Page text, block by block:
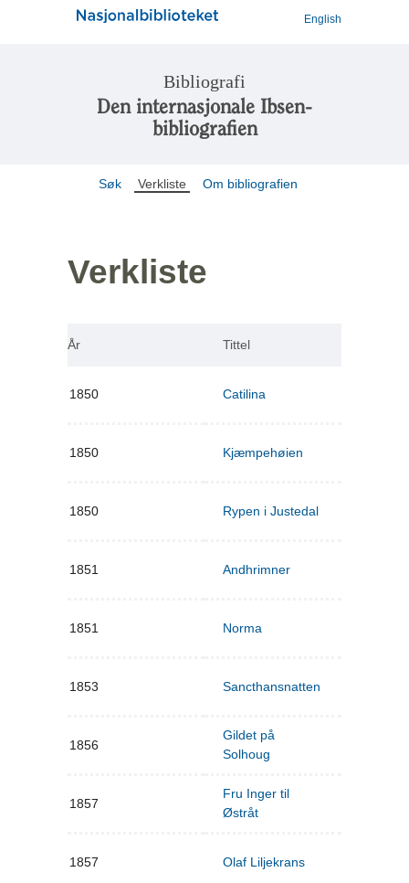
English
Bibliografi
Den internasjonale Ibsen-
bibliografien
Søk Verkliste Om bibliografien
Verkliste
År Tittel
1850 Catilina
1850 Kjæmpehøien
1850 Rypen i Justedal
1851 Andhrimner
1851 Norma
1853 Sancthansnatten
1856
Gildet på
Solhoug
1857
Fru Inger til
Østråt
1857 Olaf Liljekrans